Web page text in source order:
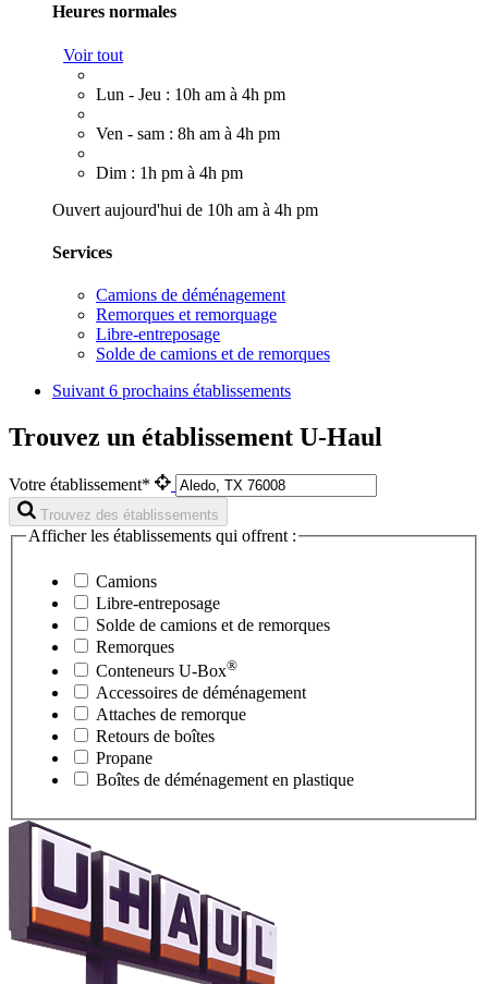
Heures normales
Voir tout
Lun - Jeu : 10h am à 4h pm
Ven - sam : 8h am à 4h pm
Dim : 1h pm à 4h pm
Ouvert aujourd'hui de 10h am à 4h pm
Services
Camions de déménagement
Remorques et remorquage
Libre-entreposage
Solde de camions et de remorques
Suivant 6 prochains établissements
Trouvez un établissement U-Haul
Votre établissement*
Trouvez des établissements
Afficher les établissements qui offrent :
Camions
Libre-entreposage
Solde de camions et de remorques
Remorques
Conteneurs U-Box®
Accessoires de déménagement
Attaches de remorque
Retours de boîtes
Propane
Boîtes de déménagement en plastique